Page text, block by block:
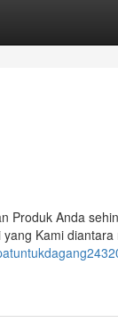
Produk Anda
Kami diantara